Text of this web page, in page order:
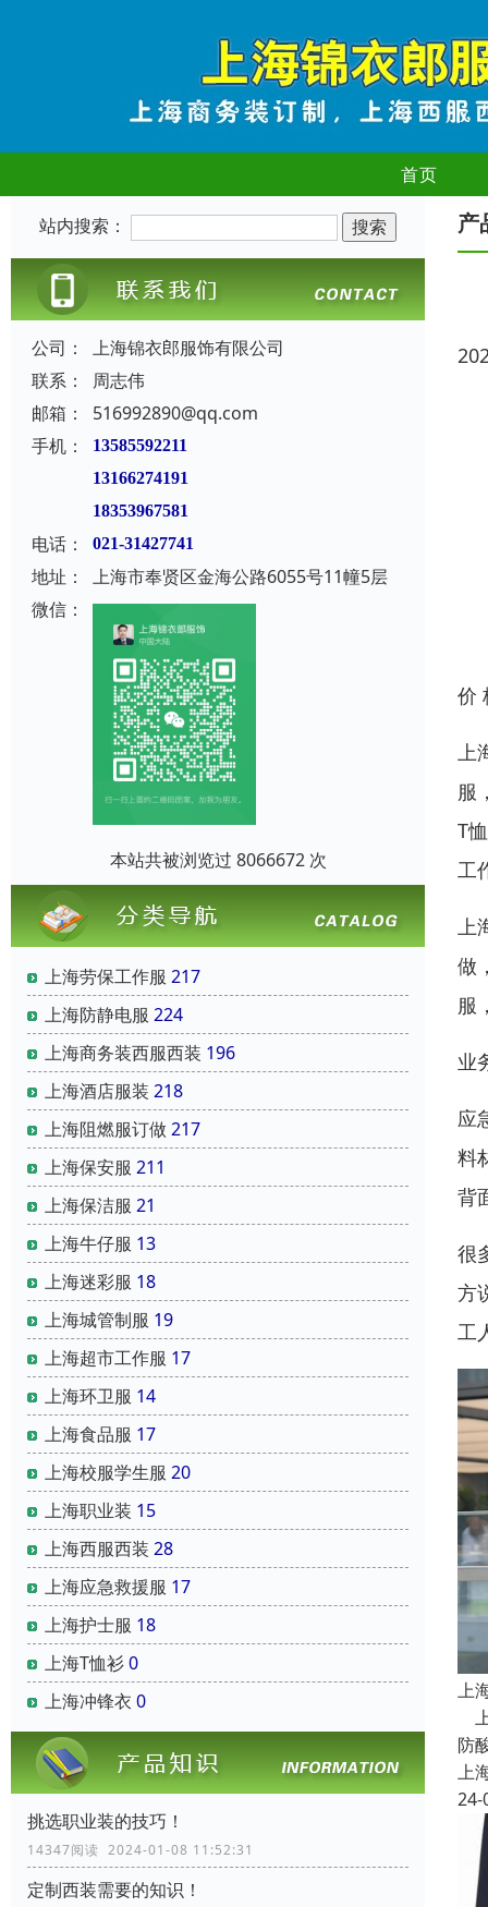
首页
站内搜索：
公司：
上海锦衣郎服饰有限公司
联系：
周志伟
邮箱：
516992890@qq.com
手机：
13585592211
13166274191
18353967581
电话： 021-31427741
地址：
上海市奉贤区金海公路6055号11幢5层
微信：
本站共被浏览过 8066672 次
上海劳保工作服 217
上海防静电服 224
上海商务装西服西装 196
上海酒店服装 218
上海阻燃服订做217
上海保安服 211
上海保洁服 21
上海牛仔服 13
上海迷彩服 18
上海城管制服 19
上海超市工作服 17
上海环卫服 14
上海食品服 17
上海校服学生服 20
上海职业装 15
上海西服西装 28
上海应急救援服 17
上海护士服 18
上海T恤衫0
上海冲锋衣 0
挑选职业装的技巧！
14347阅读 2024-01-08 11:52:31
定制西装需要的知识！
产
价
上
服
T
工
上
做
服
业
应
料
背
很
方
工
上
防
上
24-